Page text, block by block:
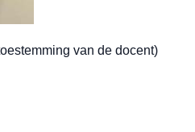
van de docent)